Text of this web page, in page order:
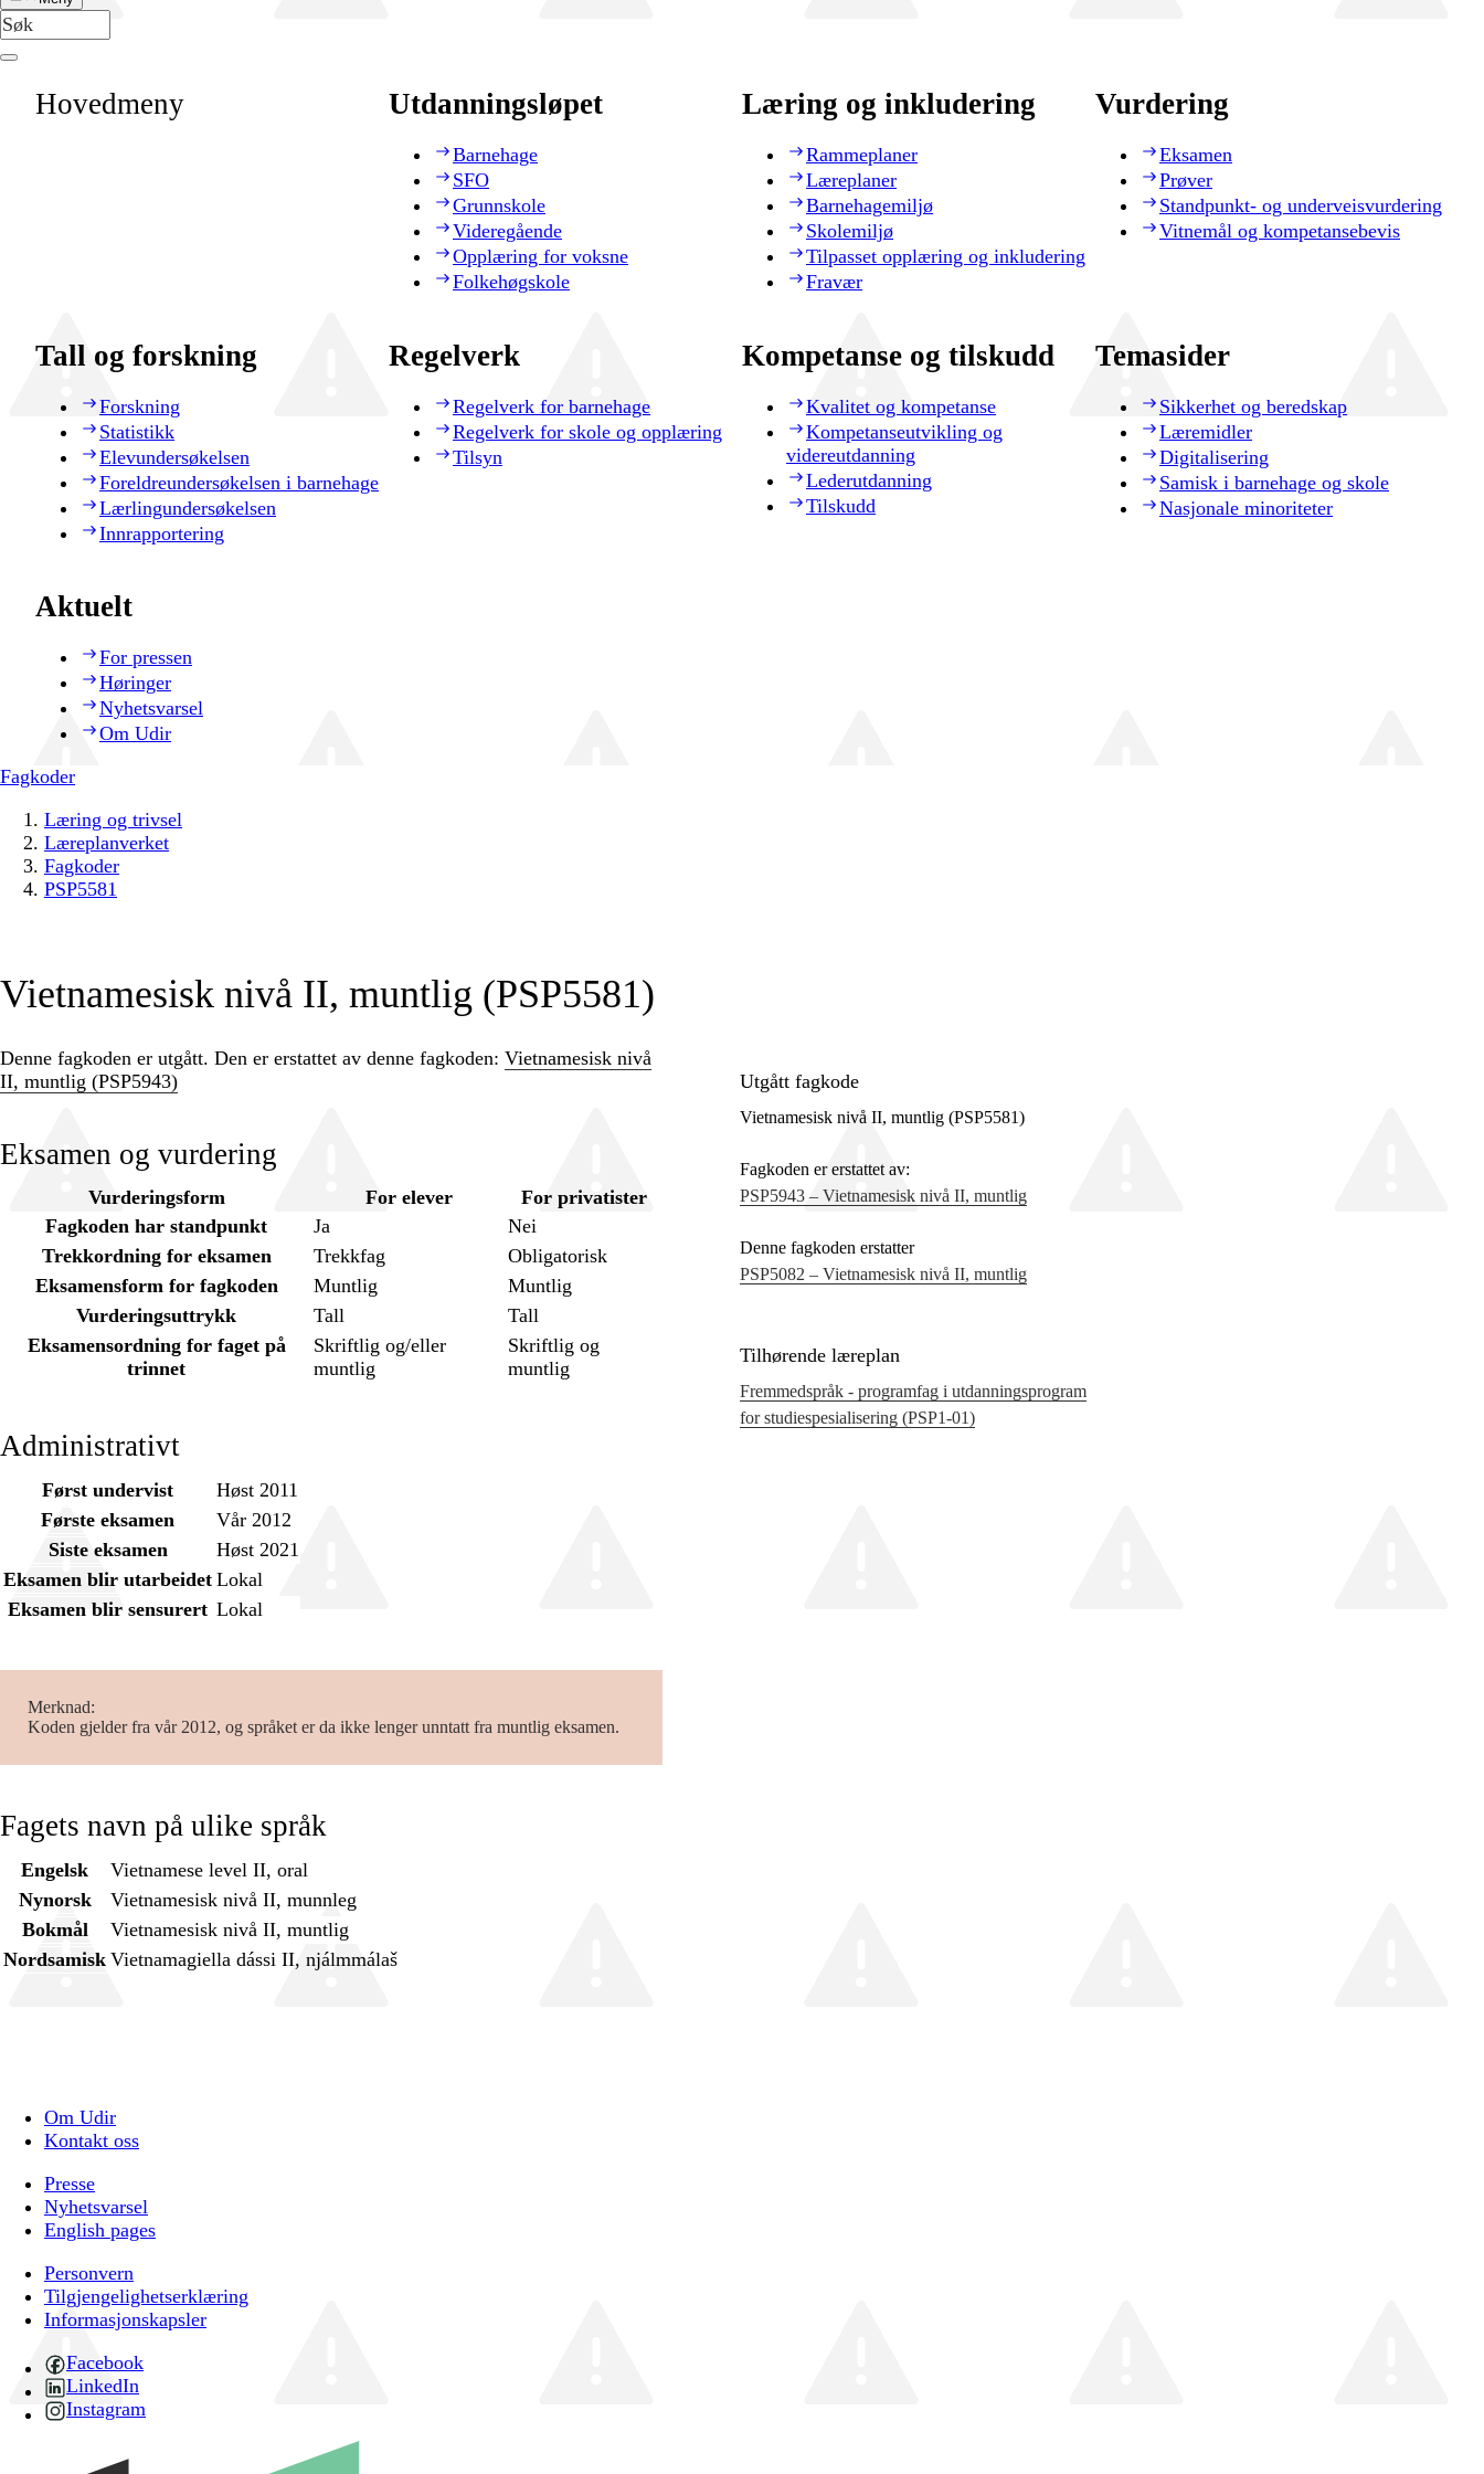
Hovedmeny Utdanningsløpet
Barnehage
SFO
Grunnskole
Videregående
Opplæring for voksne
Folkehøgskole
Læring og inkludering
Rammeplaner
Læreplaner
Barnehagemiljø
Skolemiljø
Tilpasset opplæring og inkludering
Fravær
Vurdering
Eksamen
Prøver
Standpunkt- og underveisvurdering
Vitnemål og kompetansebevis
Tall og forskning
Forskning
Statistikk
Elevundersøkelsen
Foreldreundersøkelsen i barnehage
Lærlingundersøkelsen
Innrapportering
Regelverk
Regelverk for barnehage
Regelverk for skole og opplæring
Tilsyn
Kompetanse og tilskudd
Kvalitet og kompetanse
Kompetanseutvikling og
videreutdanning
Lederutdanning
Tilskudd
Temasider
Sikkerhet og beredskap
Læremidler
Digitalisering
Samisk i barnehage og skole
Nasjonale minoriteter
Aktuelt
For pressen
Høringer
Nyhetsvarsel
Om Udir
Fagkoder
Læring og trivsel
Læreplanverket
Fagkoder
PSP5581
Vietnamesisk nivå II, muntlig (PSP5581)
Denne fagkoden er utgått. Den er erstattet av denne fagkoden: Vietnamesisk nivå
II, muntlig (PSP5943)
Eksamen og vurdering
Vurderingsform For elever
For privatister
Fagkoden har standpunkt
Ja
Nei
Trekkordning for eksamen
Trekkfag
Obligatorisk
Eksamensform for fagkoden
Muntlig
Muntlig
Vurderingsuttrykk
Tall
Tall
Eksamensordning for faget på
trinnet
Skriftlig og/eller
muntlig
Skriftlig og
muntlig
Administrativt
Først undervist
Høst 2011
Første eksamen
Vår 2012
Siste eksamen
Høst 2021
Eksamen blir utarbeidet Lokal
Eksamen blir sensurert Lokal
Merknad
Koden gjelder fra vår 2012, og språket er da ikke lenger unntatt fra muntlig eksamen.
Fagets navn på ulike språk
Engelsk
Vietnamese level II, oral
Nynorsk
Vietnamesisk nivå II, munnleg
Bokmål
Vietnamesisk nivå II, muntlig
Nordsamisk Vietnamagiella dássi II, njálmmálaš
Utgått fagkode
Vietnamesisk nivå II, muntlig (PSP5581)
Fagkoden er erstattet av:
PSP5943 – Vietnamesisk nivå II, muntlig
Denne fagkoden erstatter
PSP5082 – Vietnamesisk nivå II, muntlig
Tilhørende læreplan
Fremmedspråk - programfag i utdanningsprogram
for studiespesialisering (PSP1‑01)
Om Udir
Kontakt oss
Presse
Nyhetsvarsel
English pages
Personvern
Tilgjengelighetserklæring
Informasjonskapsler
Facebook
LinkedIn
Instagram